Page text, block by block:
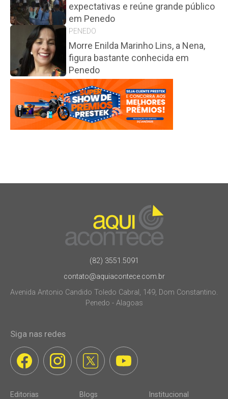
expectativas e reúne grande público
em Penedo
PENEDO
Morre Enilda Marinho Lins, a Nena,
figura bastante conhecida em
Penedo
(82) 3551.5091
contato@aquiacontece.com.br
Avenida Antonio Candido Toledo Cabral, 149, Dom Constantino.
Penedo - Alagoas
Siga nas redes
Editorias Blogs Institucional